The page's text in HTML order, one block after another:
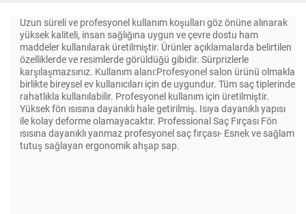
Uzun süreli ve profesyonel kullanım koşulları göz önüne alınarak
yüksek kaliteli, insan sağlığına uygun ve çevre dostu ham
maddeler kullanılarak üretilmiştir. Ürünler açıklamalarda belirtilen
özelliklerde ve resimlerde görüldüğü gibidir. Sürprizlerle
karşılaşmazsınız. Kullanım alanı:Profesyonel salon ürünü olmakla
birlikte bireysel ev kullanıcıları için de uygundur. Tüm saç tiplerinde
rahatlıkla kullanılabilir. Profesyonel kullanım için üretilmiştir.
Yüksek fön ısısına dayanıklı hale getirilmiş. Isıya dayanıklı yapısı
ile kolay deforme olamayacaktır. Professional Saç Fırçası Fön
ısısına dayanıklı yanmaz profesyonel saç fırçası- Esnek ve sağlam
tutuş sağlayan ergonomik ahşap sap.